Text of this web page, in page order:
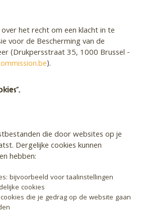
het recht om een klacht in te
voor de Bescherming van de
(Drukpersstraat 35, 1000 Brussel -
).
die door websites op je
Dergelijke cookies kunnen
hebben:
bijvoorbeeld voor taalinstellingen
cookies
die je gedrag op de website gaan